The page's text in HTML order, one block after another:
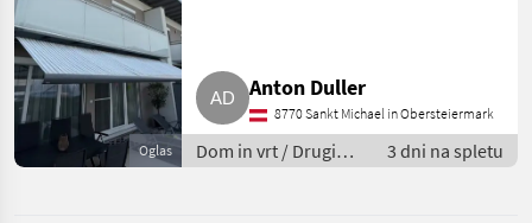
Oglas
Anton Duller
8770 Sankt Michael in Obersteiermark
Dom in vrt / Drugi
stroji za dom in vrt
3 dni na spletu